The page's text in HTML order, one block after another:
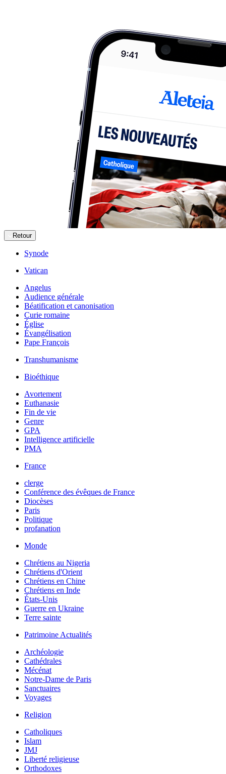
Retour
Synode
Vatican
Angelus
Audience générale
Béatification et canonisation
Curie romaine
Église
Évangélisation
Pape François
Transhumanisme
Bioéthique
Avortement
Euthanasie
Fin de vie
Genre
GPA
Intelligence artificielle
PMA
France
clerge
Conférence des évêques de France
Diocèses
Paris
Politique
profanation
Monde
Chrétiens au Nigeria
Chrétiens d'Orient
Chrétiens en Chine
Chrétiens en Inde
États-Unis
Guerre en Ukraine
Terre sainte
Patrimoine Actualités
Archéologie
Cathédrales
Mécénat
Notre-Dame de Paris
Sanctuaires
Voyages
Religion
Catholiques
Islam
JMJ
Liberté religieuse
Orthodoxes